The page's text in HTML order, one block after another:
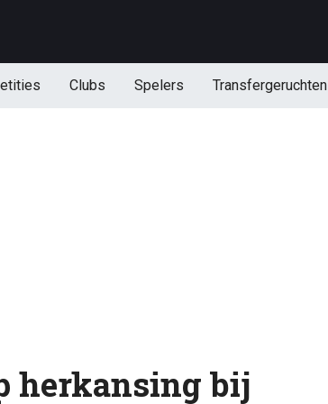
Clubs Spelers Transfergeruchten
herkansing bij